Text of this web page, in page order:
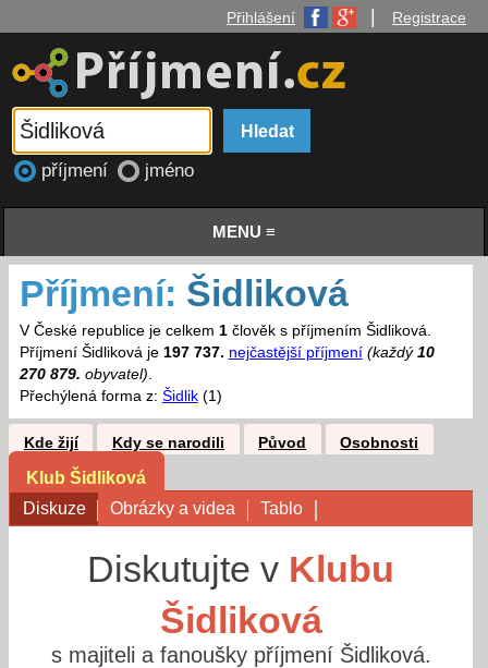
Přihlášení Registrace
příjmení jméno
MENU ≡
Příjmení: Šidliková
V České republice je celkem 1člověk s příjmením Šidliková.
Příjmení Šidliková je 197 737. nejčastější příjmení (každý 10
270 879. obyvatel).
Přechýlená forma z: Šidlik(1)
Kde žijí Kdy se narodili Původ Osobnosti
Klub Šidliková
Diskuze
Obrázky a videa Tablo
Diskutujte v Klubu
Šidliková
s majiteli a fanoušky příjmení Šidliková.